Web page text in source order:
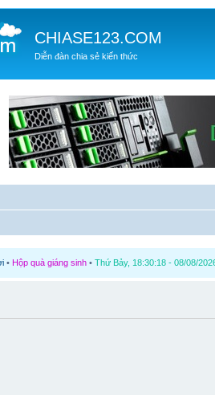
CHIASE123.COM
Diễn đàn chia sẻ kiến thức
• Hộp quà giáng sinh • Thứ Bảy, 18:30:18 - 08/08/